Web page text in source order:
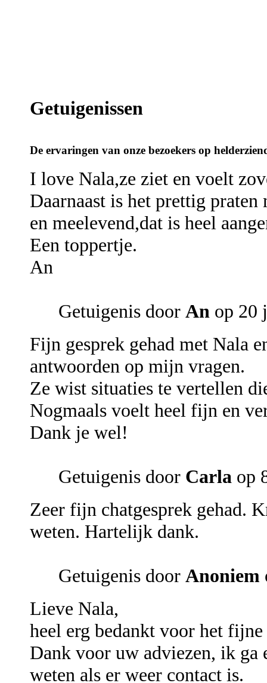
Getuigenissen
De ervaringen van onze bezoekers op
I love Nala,ze ziet en voelt
Daarnaast is het prettig
en meelevend,dat is heel
Een toppertje.
An
Getuigenis door An op 20
Fijn gesprek gehad met Nala
antwoorden op mijn vragen.
Ze wist situaties te vertellen
Nogmaals voelt heel fijn en
Dank je wel!
Getuigenis door Carla op
Zeer fijn chatgesprek gehad.
weten. Hartelijk dank.
Getuigenis door Anoniem
Lieve Nala,
heel erg bedankt voor het
Dank voor uw adviezen, ik ga
weten als er weer contact is.